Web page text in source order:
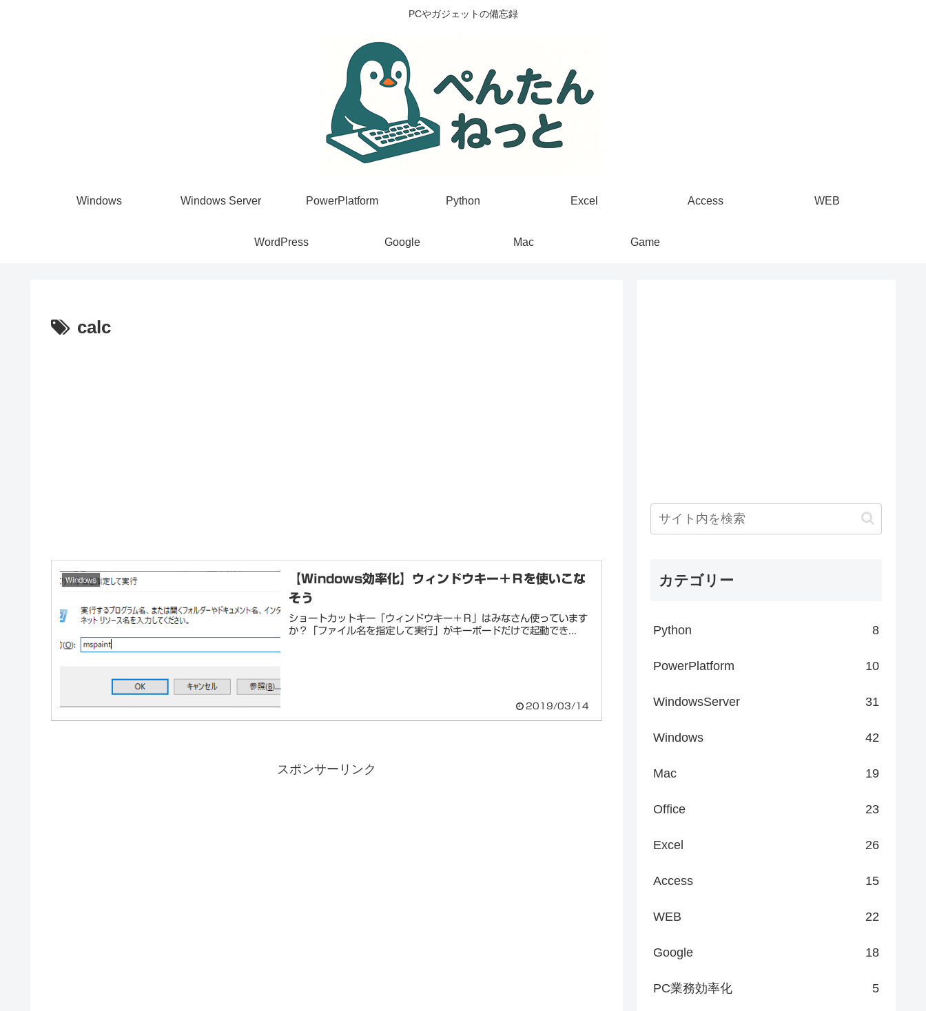
PCやガジェットの備忘録
Windows Windows Server PowerPlatform Python Excel Access WEB
WordPress Google Mac Game
calc
Windows
【Windows効率化】ウィンドウキー＋Ｒを使いこな
そう
ショートカットキー「ウィンドウキー＋Ｒ」はみなさん使っています
か？「ファイル名を指定して実行」がキーボードだけで起動でき...
2019/03/14
スポンサーリンク
カテゴリー
Python 8
PowerPlatform 10
WindowsServer 31
Windows 42
Mac 19
Office 23
Excel 26
Access 15
WEB 22
Google 18
PC業務効率化 5